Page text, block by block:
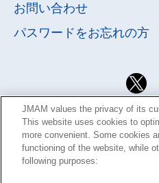
お問い合わせ
パスワードをお忘れの方
JMAM values the privacy of its
This website uses cookies to
more convenient. Some cookies
functioning of the website, while
following purposes: